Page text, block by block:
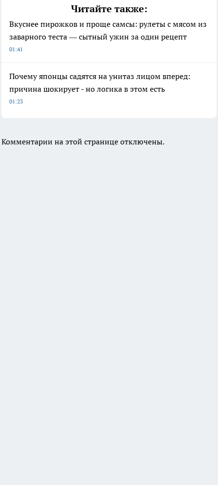
Читайте также:
Вкуснее пирожков и проще самсы: рулеты с мясом из
заварного теста — сытный ужин за один рецепт
01:41
Почему японцы садятся на унитаз лицом вперед:
причина шокирует - но логика в этом есть
01:23
Комментарии на этой странице отключены.